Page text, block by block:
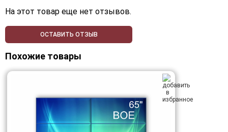
На этот товар еще нет отзывов.
ОСТАВИТЬ ОТЗЫВ
Похожие товары